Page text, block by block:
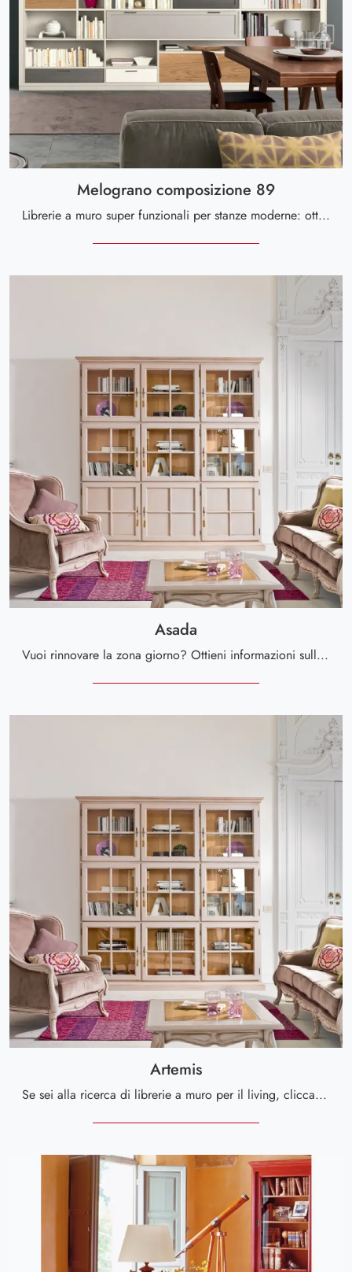
Melograno composizione 89
Librerie a muro super funzionali per stanze moderne: ottieni informazioni sul modello Melograno composizione 89 della firma Le Fablier!
Asada
Vuoi rinnovare la zona giorno? Ottieni informazioni sulle librerie classiche a muro e arreda i tuoi locali con il modello Asada.
Artemis
Se sei alla ricerca di librerie a muro per il living, clicca e scopri le nostre soluzioni classiche: il modello Artemis Tonin Casa ti attende!